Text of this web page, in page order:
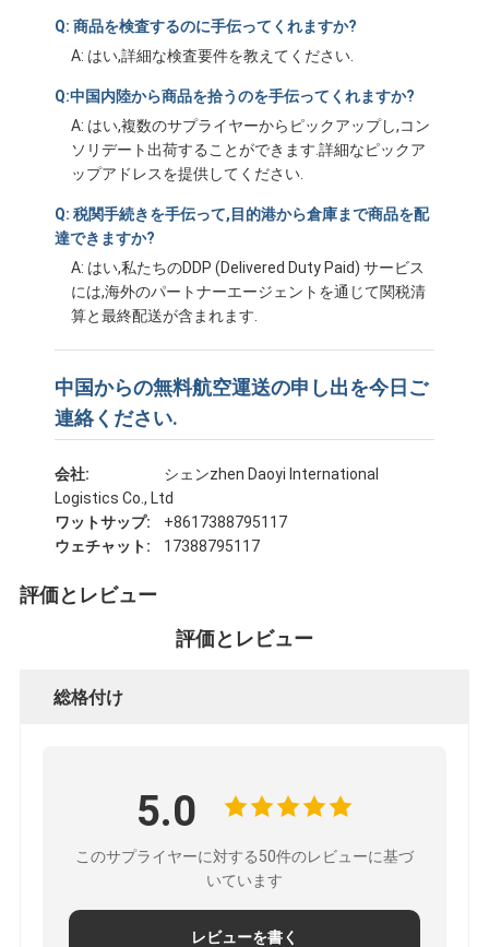
Amazonへ発送
トラック貨物
倉庫サービス
Q: 商品を検査するのに手伝ってくれますか?
A: はい,詳細な検査要件を教えてください.
Q:中国内陸から商品を拾うのを手伝ってくれますか?
A: はい,複数のサプライヤーからピックアップし,コン
ソリデート出荷することができます.詳細なピックア
ップアドレスを提供してください.
Q: 税関手続きを手伝って,目的港から倉庫まで商品を配
達できますか?
A: はい,私たちのDDP (Delivered Duty Paid) サービス
には,海外のパートナーエージェントを通じて関税清
算と最終配送が含まれます.
中国からの無料航空運送の申し出を今日ご
連絡ください.
会社:
シェンzhen Daoyi International
Logistics Co., Ltd
ワットサップ:
+8617388795117
ウェチャット:
17388795117
評価とレビュー
評価とレビュー
総格付け
5.0
このサプライヤーに対する50件のレビューに基づ
いています
レビューを書く